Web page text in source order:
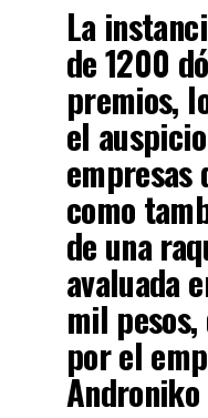
La
de 1200
premios,
el
empresas
como
de una
avaluada
mil
por el